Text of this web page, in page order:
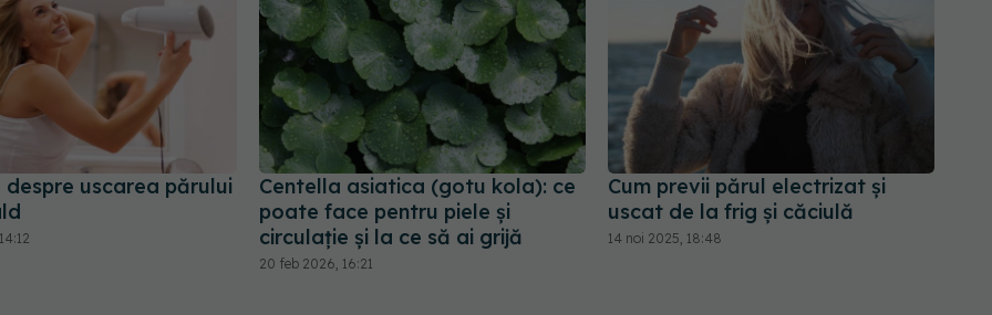
uscarea părului
Centella asiatica (gotu kola): ce
poate face pentru piele și
circulație și la ce să ai grijă
20 feb 2026, 16:21
Cum previi părul electrizat și
uscat de la frig și căciulă
14 noi 2025, 18:48